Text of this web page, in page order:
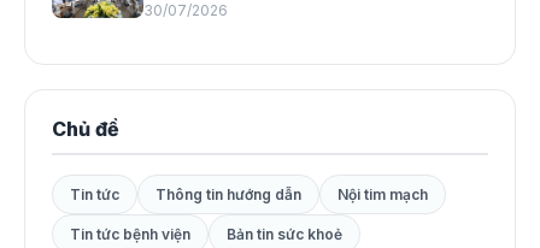
30/07/2026
Chủ đề
Tin tức Thông tin hướng dẫn Nội tim mạch
Tin tức bệnh viện Bản tin sức khoẻ